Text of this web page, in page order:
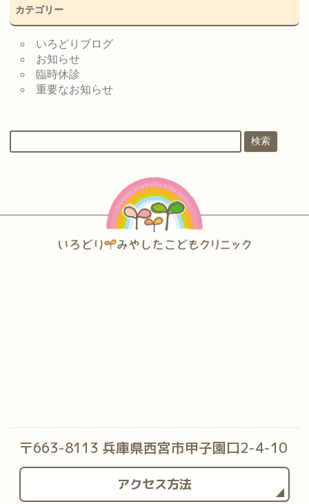
カテゴリー
いろどりブログ
お知らせ
臨時休診
重要なお知らせ
〒663-8113 兵庫県西宮市甲子園口2-4-10
アクセス方法